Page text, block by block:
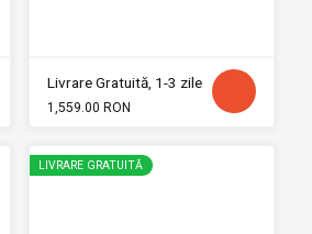
Livrare Gratuită, 1-3 zile
1,559.00 RON
LIVRARE GRATUITĂ